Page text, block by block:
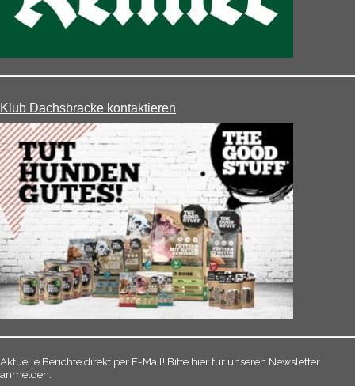
Klub Dachsbracke kontaktieren
Aktuelle Berichte direkt per E-Mail! Bitte hier für unseren Newsletter
anmelden: